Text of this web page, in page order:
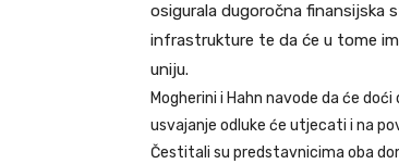
osigurala dugoročna finansijska
infrastrukture te da će u tome
uniju.
Mogherini i Hahn navode da će
usvajanje odluke će utjecati i na
Čestitali su predstavnicima oba